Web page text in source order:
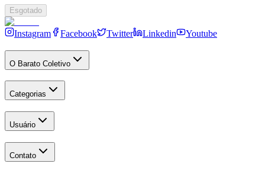
Esgotado
Instagram Facebook Twitter Linkedin Youtube
O Barato Coletivo
Categorias
Usuário
Contato